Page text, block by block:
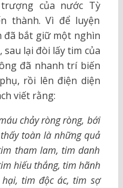
của nước Tỳ
thành. Vì để luyện
đã bắt giữ một nghìn
lại đòi lấy tim của
đã nhanh trí biến
rồi lên điện diện
viết rằng:
chảy ròng ròng, bới
toàn là những quả
tham lam, tim danh
hiếu thắng, tim hãnh
tim độc ác, tim sợ